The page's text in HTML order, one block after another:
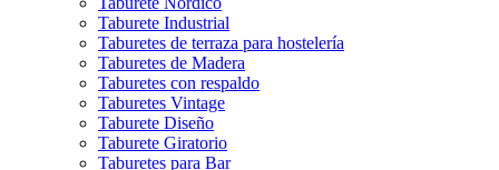
Taburete Industrial
Taburetes de terraza para hostelería
Taburetes de Madera
Taburetes con respaldo
Taburetes Vintage
Taburete Diseño
Taburete Giratorio
Taburetes para Bar